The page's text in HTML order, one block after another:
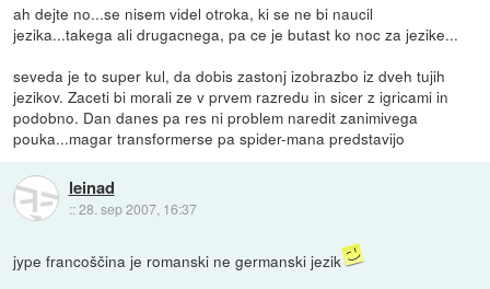
ah dejte no...se nisem videl otroka, ki se ne bi naucil
jezika...takega ali drugacnega, pa ce je butast ko noc za jezike...
seveda je to super kul, da dobis zastonj izobrazbo iz dveh tujih
jezikov. Zaceti bi morali ze v prvem razredu in sicer z igricami in
podobno. Dan danes pa res ni problem naredit zanimivega
pouka...magar transformerse pa spider-mana predstavijo
leinad
::28. sep 2007, 16:37
jype francoščina je romanski ne germanski jezik